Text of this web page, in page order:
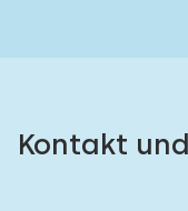
Kontakt